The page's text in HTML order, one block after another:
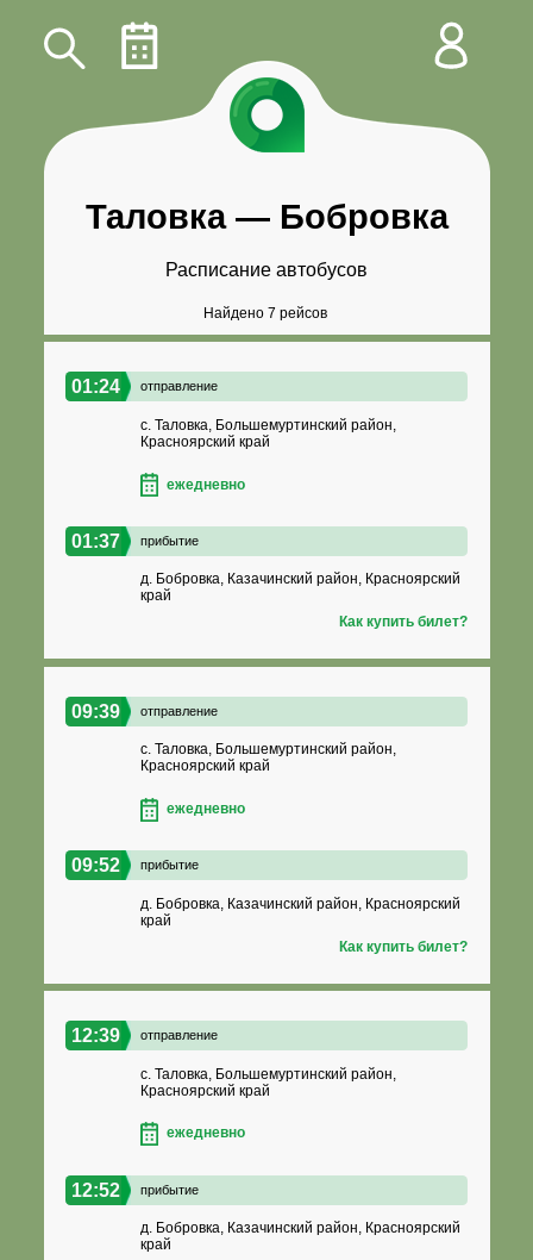
Таловка— Бобровка
Расписание автобусов
Найдено 7 рейсов
01:24 отправление
с. Таловка, Большемуртинский район,
Красноярский край
ежедневно
01:37 прибытие
д. Бобровка, Казачинский район, Красноярский
край
Как купить билет?
09:39 отправление
с. Таловка, Большемуртинский район,
Красноярский край
ежедневно
09:52 прибытие
д. Бобровка, Казачинский район, Красноярский
край
Как купить билет?
12:39 отправление
с. Таловка, Большемуртинский район,
Красноярский край
ежедневно
12:52 прибытие
д. Бобровка, Казачинский район, Красноярский
край